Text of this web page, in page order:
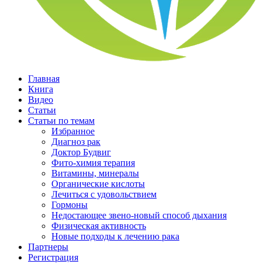
Главная
Книга
Видео
Статьи
Статьи по темам
Избранное
Диагноз рак
Доктор Будвиг
Фито-химия терапия
Витамины, минералы
Органические кислоты
Лечиться с удовольствием
Гормоны
Недостающее звено-новый способ дыхания
Физическая активность
Новые подходы к лечению рака
Партнеры
Регистрация